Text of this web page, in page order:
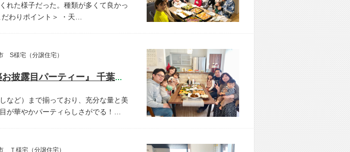
れた様子だった。種類が多くて良かっ
わりポイント＞ ・天…
S様宅（分譲住宅）
開催しました! 『新築お披露目パーティー』 千葉県松戸市 S様宅
など）まで揃っており、充分な量と美
が華やかパーティらしさがでる！…
Ｔ様宅（分譲住宅）